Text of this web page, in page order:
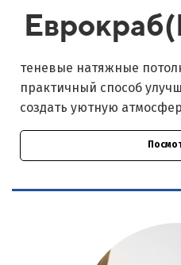
теневые натяжные
практичный способ
создать уютную